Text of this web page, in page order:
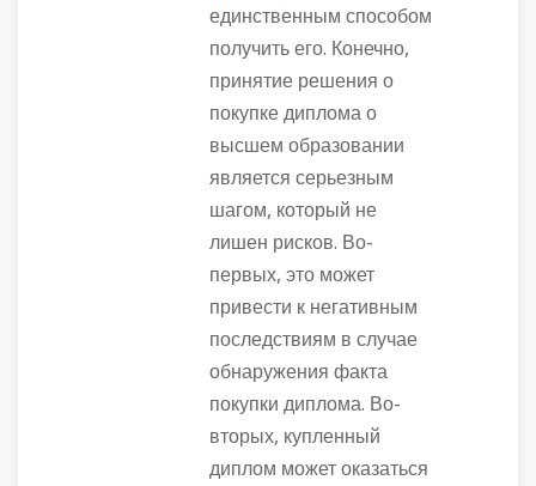
единственным способом
получить его. Конечно,
принятие решения о
покупке диплома о
высшем образовании
является серьезным
шагом, который не
лишен рисков. Во-
первых, это может
привести к негативным
последствиям в случае
обнаружения факта
покупки диплома. Во-
вторых, купленный
диплом может оказаться